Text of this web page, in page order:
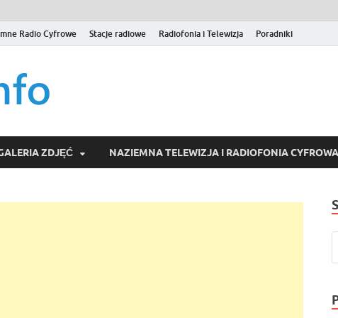
Radio Cyfrowe Stacje radiowe Radiofonia i Telewizja Poradniki
Wideo online, VOD
ZDJĘĆ NAZIEMNA TELEWIZJA I RADIOFONIA CYFROWA